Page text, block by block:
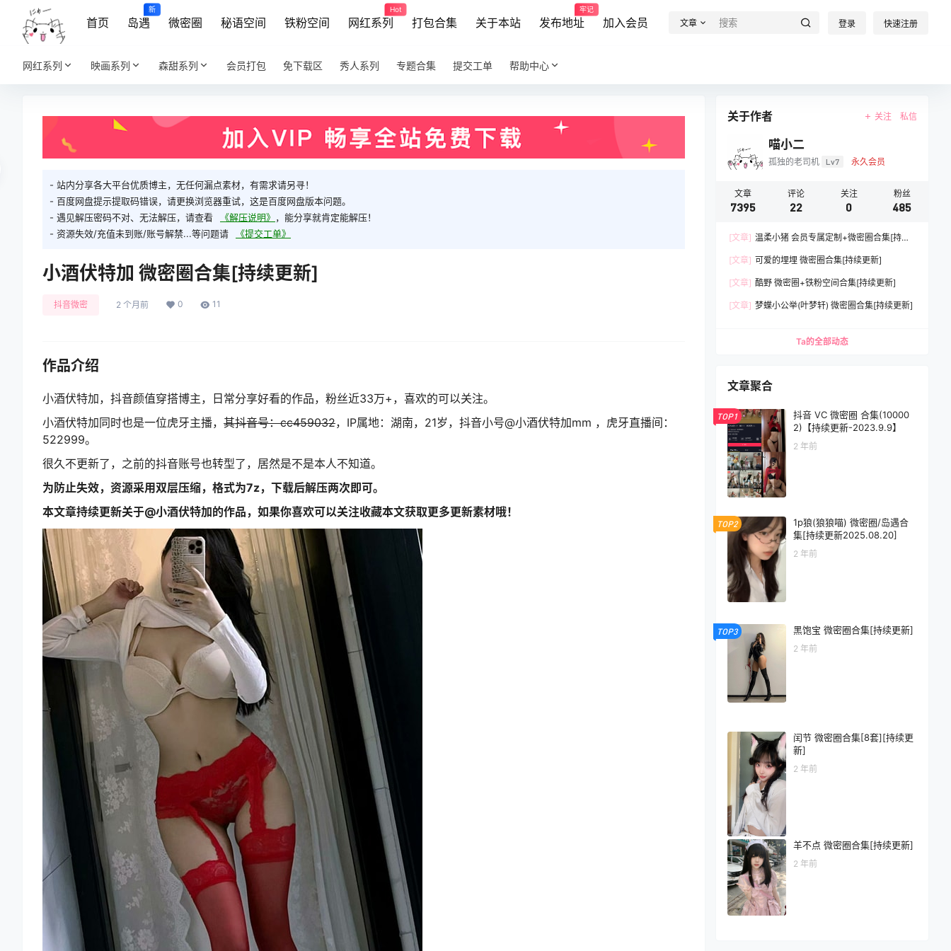
首页 岛遇
新
微密圈 秘语空间 铁粉空间 网红系列
Hot
打包合集 关于本站 发布地址
牢记
加入会员 文章 登录 快速注册
网红系列 映画系列 森甜系列 会员打包 免下载区 秀人系列 专题合集 提交工单 帮助中心
- 站内分享各大平台优质博主，无任何漏点素材，有需求请另寻！
- 百度网盘提示提取码错误，请更换浏览器重试，这是百度网盘版本问题。
- 遇见解压密码不对、无法解压，请查看
《解压说明》 ，能分享就肯定能解压！
- 资源失效/充值未到账/账号解禁...等问题请
《提交工单》
小酒伏特加 微密圈合集[持续更新]
抖音微密 2 个月前 0 11
作品介绍
小酒伏特加，抖音颜值穿搭博主，日常分享好看的作品，粉丝近33万+，喜欢的可以关注。
小酒伏特加同时也是一位虎牙主播， 其抖音号：cc459032，IP属地：湖南，21岁，抖音小号@小酒伏特加mm ，虎牙直播间：
522999。
很久不更新了，之前的抖音账号也转型了，居然是不是本人不知道。
为防止失效，资源采用双层压缩，格式为7z，下载后解压两次即可。
本文章持续更新关于@小酒伏特加的作品，如果你喜欢可以关注收藏本文获取更多更新素材哦！
关于作者 关注 私信
喵小二
孤独的老司机 Lv7 永久会员
文章
7395
评论
22
关注
0
粉丝
485
[文章] 温柔小猪 会员专属定制+微密圈合集[持续
[文章] 可爱的埋埋 微密圈合集[持续更新]
[文章] 酷野 微密圈+铁粉空间合集[持续更新]
[文章] 梦蝶小公举(叶梦轩) 微密圈合集[持续更新]
Ta的全部动态
文章聚合
TOP1
抖音 VC 微密圈 合集(10000
2)【持续更新-2023.9.9】
2 年前
TOP2
1p狼(狼狼喵) 微密圈/岛遇合
集[持续更新2025.08.20]
2 年前
TOP3 黑饱宝 微密圈合集[持续更新]
2 年前
闰节 微密圈合集[8套][持续更
新]
2 年前
羊不点 微密圈合集[持续更新]
2 年前